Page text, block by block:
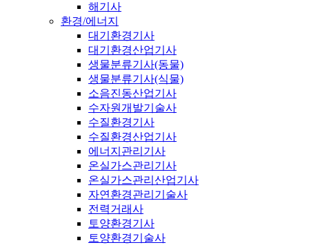
해기사
환경/에너지
대기환경기사
대기환경산업기사
생물분류기사(동물)
생물분류기사(식물)
소음진동산업기사
수자원개발기술사
수질환경기사
수질환경산업기사
에너지관리기사
온실가스관리기사
온실가스관리산업기사
자연환경관리기술사
전력거래사
토양환경기사
토양환경기술사